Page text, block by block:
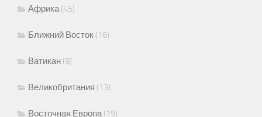
Африка(45)
Ближний Восток (16)
Ватикан (9)
Великобритания (13)
Восточная Европа(19)